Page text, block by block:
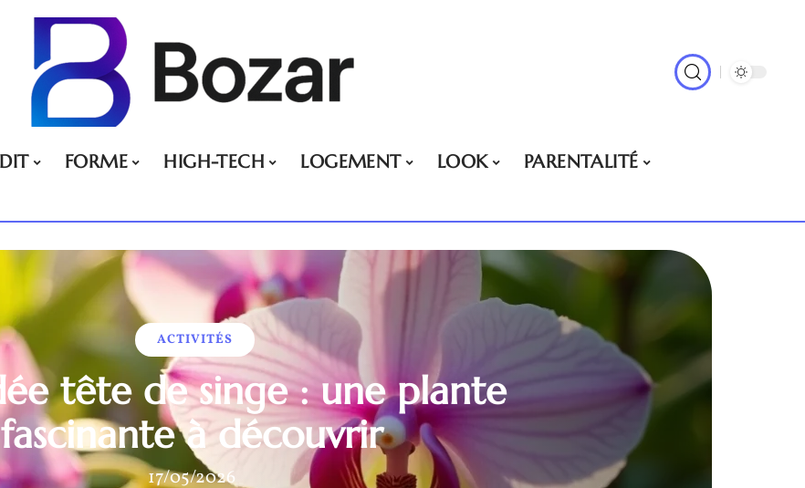
FORME HIGH-TECH LOGEMENT LOOK
PARENTALITÉ
ACTIVITÉS
tête de singe : une plante
fascinante à découvrir
17/05/2026